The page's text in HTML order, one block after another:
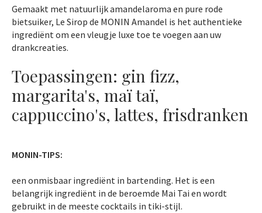
Gemaakt met natuurlijk amandelaroma en pure rode
bietsuiker, Le Sirop de MONIN Amandel is het authentieke
ingrediënt om een ​​vleugje luxe toe te voegen aan uw
drankcreaties.
Toepassingen: gin fizz,
margarita's, maï taï,
cappuccino's, lattes, frisdranken
MONIN-TIPS:
een onmisbaar ingrediënt in bartending. Het is een
belangrijk ingrediënt in de beroemde Mai Tai en wordt
gebruikt in de meeste cocktails in tiki-stijl.